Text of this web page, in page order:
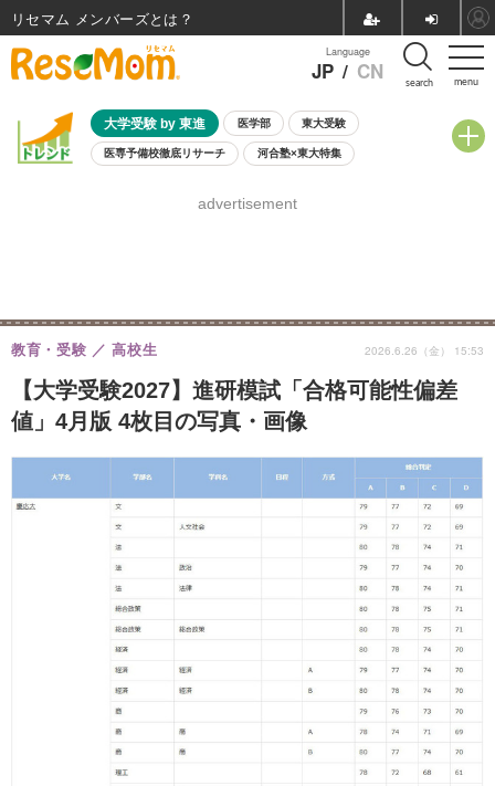
menu
Language
JP / CN search
大学受験 by 東進 医学部 東大受験
医専予備校徹底リサーチ 河合塾×東大特集
8月開催学校説明会・相談会
advertisement
【大学受験2027】進研模試「合格可能性偏差
値」4月版 4枚目の写真・画像
教育・受験 高校生 2026.6.26（金） 15:53
リセマム メンバーズ